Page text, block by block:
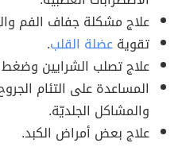
علاج مشكلة جفاف الفم
تقويةعضلة القلب.
علاج تصلب الشرايين وضغط
المساعدة على التئام
والمشاكل الجلديّة.
علاج بعض أمراض الكبد.